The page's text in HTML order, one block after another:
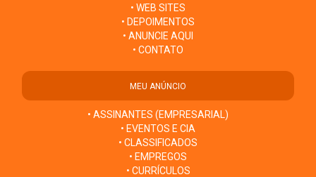
• WEB SITES
• DEPOIMENTOS
• ANUNCIE AQUI
• CONTATO
MEU ANÚNCIO
• ASSINANTES (EMPRESARIAL)
• EVENTOS E CIA
• CLASSIFICADOS
• EMPREGOS
• CURRÍCULOS